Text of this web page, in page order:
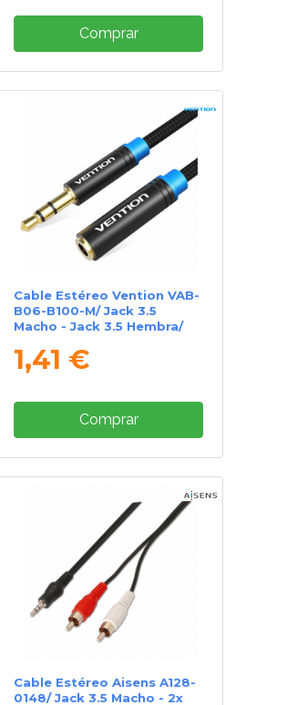
Comprar
Cable Estéreo Vention VAB-
B06-B100-M/ Jack 3.5
Macho - Jack 3.5 Hembra/
1,41 €
Comprar
Cable Estéreo Aisens A128-
0148/ Jack 3.5 Macho - 2x